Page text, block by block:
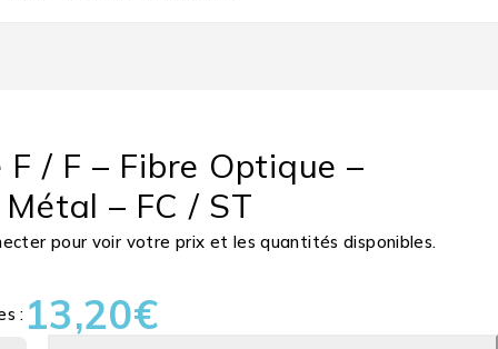
F / F – Fibre Optique –
– FC / ST
pour voir votre prix et les quantités disponibles.
: 13,20€